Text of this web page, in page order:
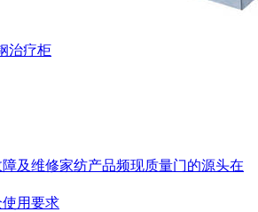
治疗柜
及维修家纺产品频现质量门的源头在
用要求